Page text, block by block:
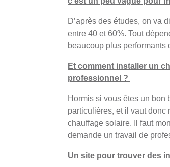
D’après des études, on va
entre 40 et 60%. Tout
beaucoup plus performants
Et comment installer un
professionnel ?
Hormis si vous êtes un bon
particulières, et il vaut
chauffage solaire. Il faut
demande un travail de
Un site pour trouver des